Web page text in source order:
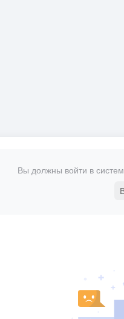
Вы должны войти в